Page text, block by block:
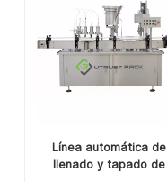
Línea automática de
llenado y tapado de